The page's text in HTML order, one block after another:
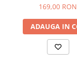
169,00 RON
ADAUGA IN